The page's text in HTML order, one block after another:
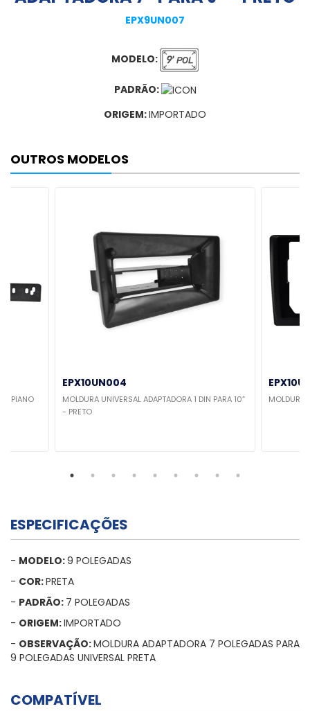
EPX9UN007
MODELO:
PADRÃO:
ORIGEM:IMPORTADO
OUTROS MODELOS
PIANO
EPX10UN004
MOLDURA UNIVERSAL ADAPTADORA 1 DIN PARA 10”
- PRETO
MOLDURA
ESPECIFICAÇÕES
- MODELO:9 POLEGADAS
- COR:PRETA
- PADRÃO: 7 POLEGADAS
- ORIGEM:IMPORTADO
- OBSERVAÇÃO:MOLDURA ADAPTADORA 7 POLEGADAS PARA
9 POLEGADAS UNIVERSAL PRETA
COMPATÍVEL